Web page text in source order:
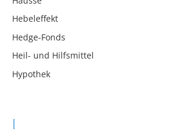
Hebeleffekt
Hedge-Fonds
Heil- und Hilfsmittel
Hypothek
I